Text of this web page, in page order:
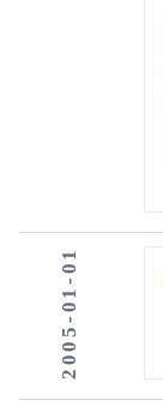
2005-01-01